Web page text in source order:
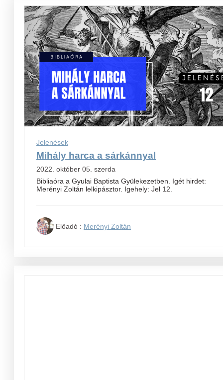
Jelenések
Mihály harca a sárkánnyal
2022. október 05. szerda
Bibliaóra a Gyulai Baptista Gyülekezetben. Igét hirdet:
Merényi Zoltán lelkipásztor. Igehely: Jel 12.
Előadó : Merényi Zoltán